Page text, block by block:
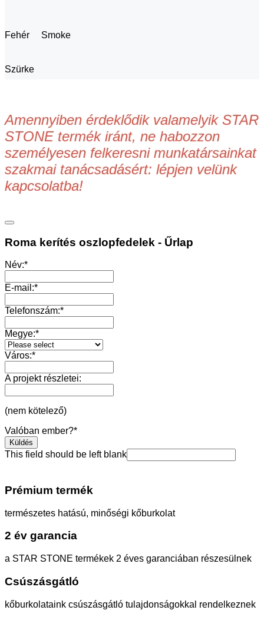
Fehér Smoke
Szürke
Amennyiben érdeklődik valamelyik STAR
STONE termék iránt, ne habozzon
személyesen felkeresni munkatársainkat
szakmai tanácsadásért: lépjen velünk
kapcsolatba!
Roma kerítés oszlopfedelek - Űrlap
Név:*
E-mail:*
Telefonszám:*
Megye:*
Város:*
A projekt részletei:
(nem kötelező)
Valóban ember?*
Küldés
This field should be left blank
Prémium termék
természetes hatású, minőségi kőburkolat
2 év garancia
a STAR STONE termékek 2 éves garanciában részesülnek
Csúszásgátló
kőburkolataink csúszásgátló tulajdonságokkal rendelkeznek